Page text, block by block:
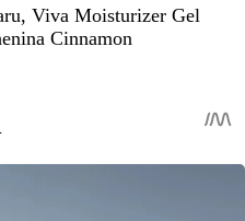
Viva Moisturizer Gel
Cinnamon